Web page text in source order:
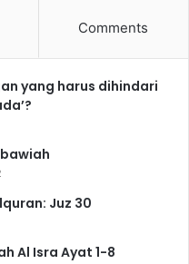
g
a
m
o
s
Comments
yang harus dihindari
Juz 30
Al Isra Ayat 1-8